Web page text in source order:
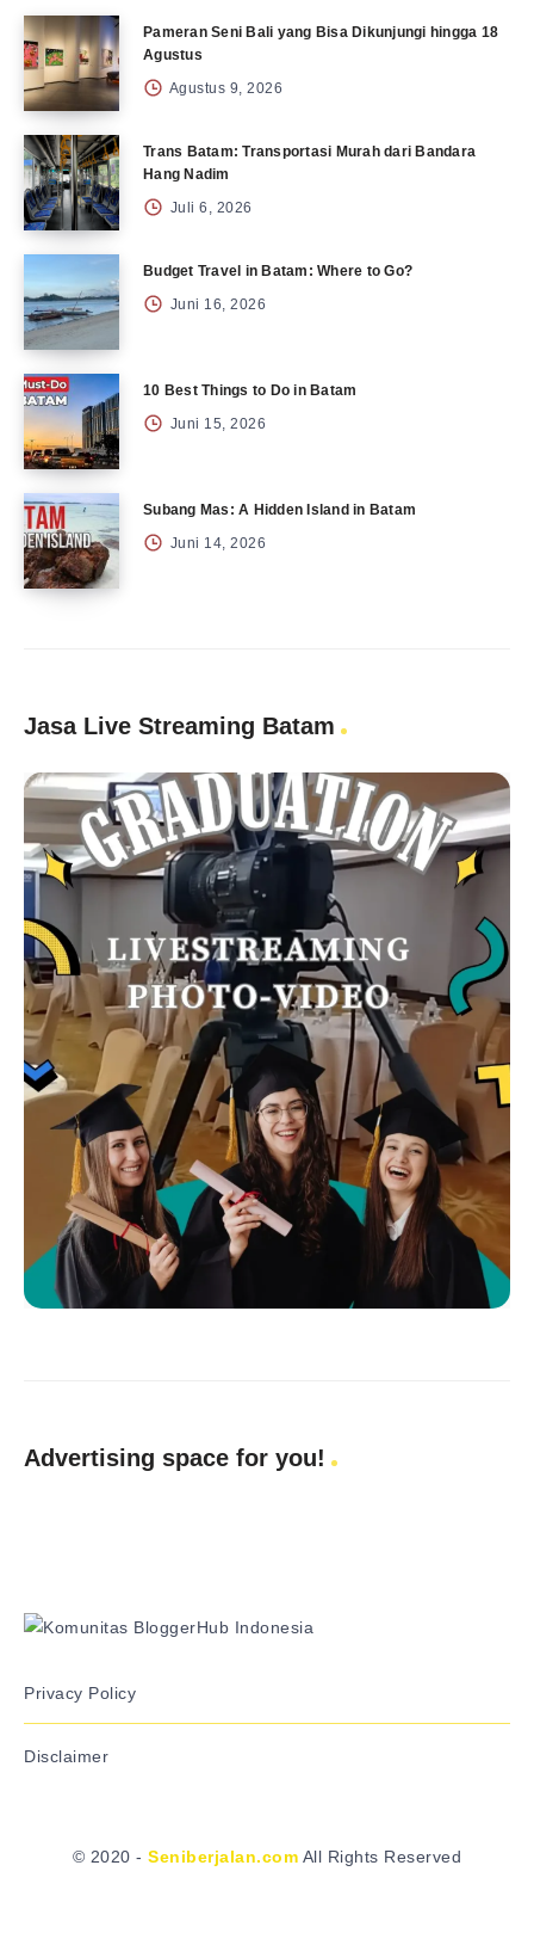
Pameran Seni Bali yang Bisa Dikunjungi hingga 18
Agustus
Agustus 9, 2026
Trans Batam: Transportasi Murah dari Bandara
Hang Nadim
Juli 6, 2026
Budget Travel in Batam: Where to Go?
Juni 16, 2026
10 Best Things to Do in Batam
Juni 15, 2026
Subang Mas: A Hidden Island in Batam
Juni 14, 2026
Jasa Live Streaming Batam
Advertising space for you!
Privacy Policy
Disclaimer
© 2020 -Seniberjalan.com All Rights Reserved